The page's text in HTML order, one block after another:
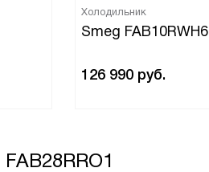
Холодильник
Smeg FAB10RWH6
126 990 руб.
FAB28RRO1